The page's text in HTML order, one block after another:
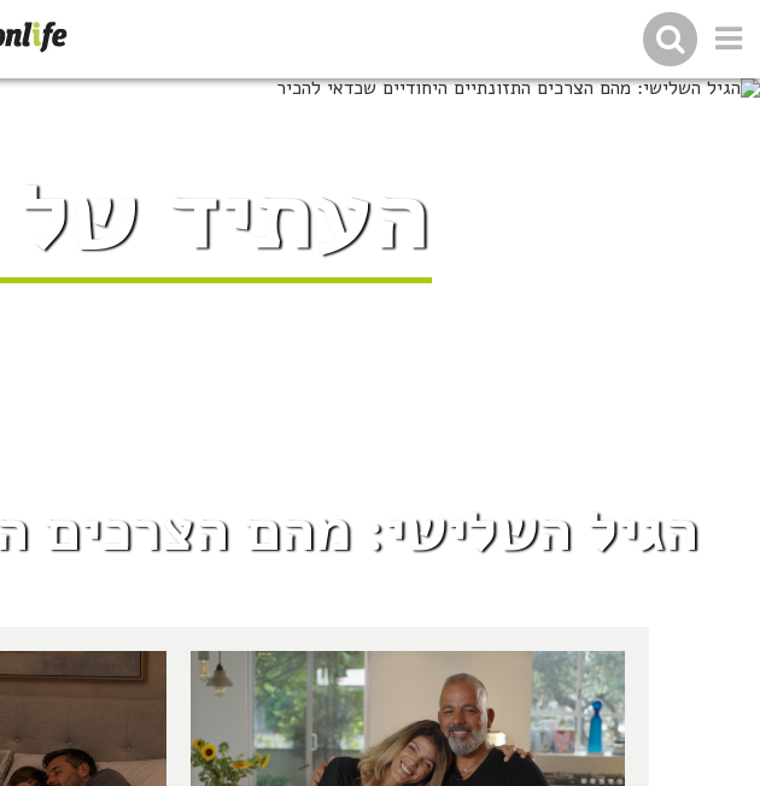
העתיד של
הגיל השלישי: מהם הצרכים